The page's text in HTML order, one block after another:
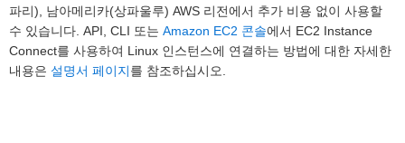
파리), 남아메리카(상파울루) AWS 리전에서 추가 비용 없이 사용할
수 있습니다. API, CLI 또는 Amazon EC2 콘솔에서 EC2 Instance
Connect를 사용하여 Linux 인스턴스에 연결하는 방법에 대한 자세한
내용은 설명서 페이지를 참조하십시오.